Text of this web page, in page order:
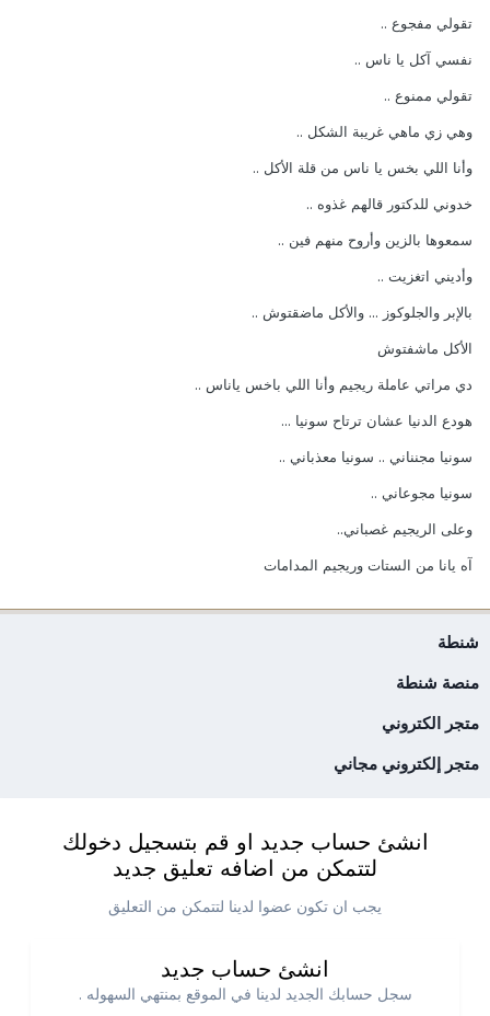
تقولي مفجوع ..
نفسي آكل يا ناس ..
تقولي ممنوع ..
وهي زي ماهي غريبة الشكل ..
وأنا اللي بخس يا ناس من قلة الأكل ..
خدوني للدكتور قالهم غذوه ..
سمعوها بالزين وأروح منهم فين ..
وأديني اتغزيت ..
بالإبر والجلوكوز ... والأكل ماضقتوش ..
الأكل ماشفتوش
دي مراتي عاملة ريجيم وأنا اللي باخس ياناس ..
هودع الدنيا عشان ترتاح سونيا ...
سونيا مجنناني .. سونيا معذباني ..
سونيا مجوعاني ..
وعلى الريجيم غصباني..
آه يانا من الستات وريجيم المدامات
شنطة
منصة شنطة
متجر الكتروني
متجر إلكتروني مجاني
انشئ حساب جديد او قم بتسجيل دخولك
لتتمكن من اضافه تعليق جديد
يجب ان تكون عضوا لدينا لتتمكن من التعليق
انشئ حساب جديد
سجل حسابك الجديد لدينا في الموقع بمنتهي السهوله .